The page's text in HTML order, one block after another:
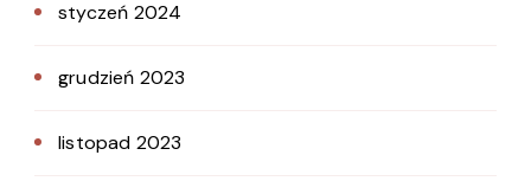
styczeń 2024
grudzień 2023
listopad 2023